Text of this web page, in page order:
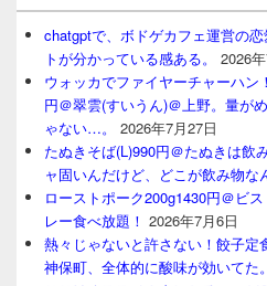
chatgptで、ボドゲカフェ運営の
トが分かっている感ある。
2026
ウォッカでファイヤーチャーハ
円＠翠雲(すいうん)＠上野。量が
ゃない…。
2026年7月27日
たぬきそば(L)990円＠たぬきは飲
ャ固いんだけど、どこが飲み物な
ローストポーク200g1430円＠ビ
レー食べ放題！ 2026年7月6日
熱々じゃないと許さない！餃子定
神保町、全体的に酸味が効いてた。